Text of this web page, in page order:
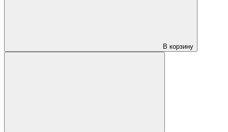
В корзину